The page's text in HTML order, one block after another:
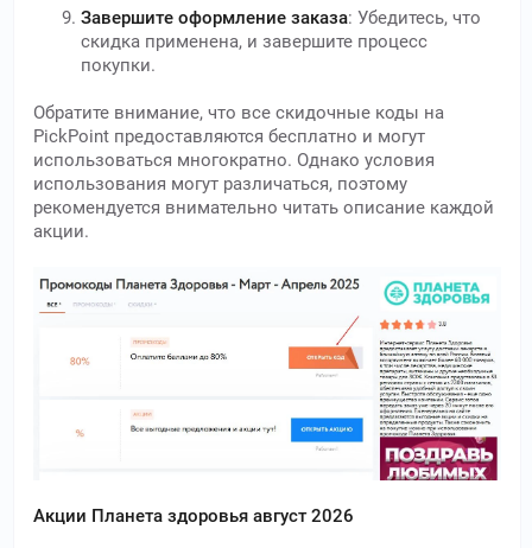
Завершите оформление заказа: Убедитесь, что
скидка применена, и завершите процесс
покупки.
Обратите внимание, что все скидочные коды на
PickPoint предоставляются бесплатно и могут
использоваться многократно. Однако условия
использования могут различаться, поэтому
рекомендуется внимательно читать описание каждой
акции.
Акции Планета здоровья август 2026